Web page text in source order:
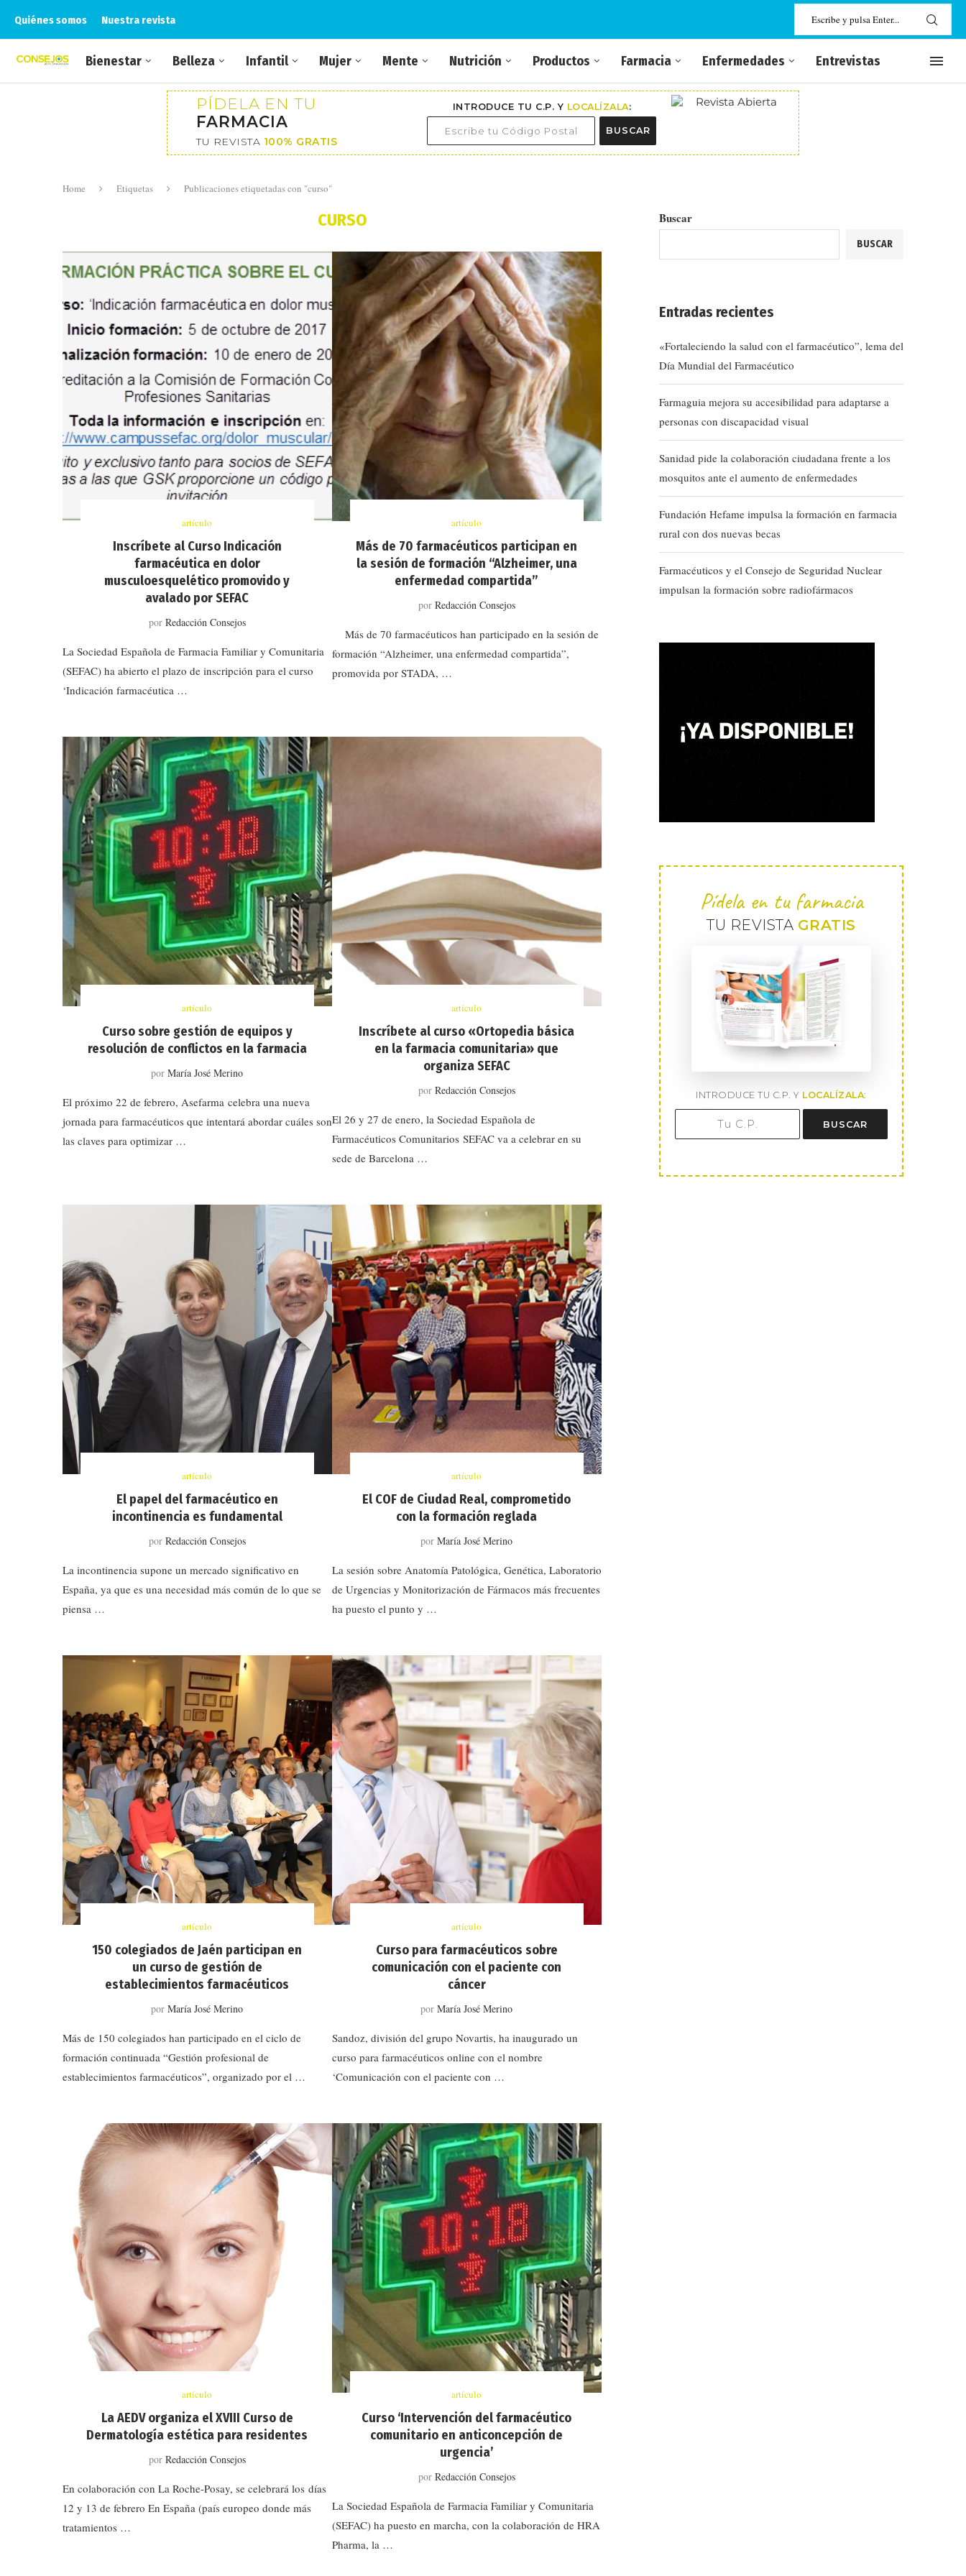
Quiénes somos Nuestra revista
Bienestar Belleza Infantil Mujer Mente Nutrición Productos Farmacia Enfermedades Entrevistas
PÍDELA EN TU
FARMACIA
TU REVISTA 100% GRATIS
INTRODUCE TU C.P. Y LOCALÍZALA:
BUSCAR
Home Etiquetas Publicaciones etiquetadas con "curso"
CURSO
artículo
Inscríbete al Curso Indicación
farmacéutica en dolor
musculoesquelético promovido y
avalado por SEFAC
por Redacción Consejos
La Sociedad Española de Farmacia Familiar y Comunitaria
(SEFAC) ha abierto el plazo de inscripción para el curso
‘Indicación farmacéutica …
artículo
Más de 70 farmacéuticos participan en
la sesión de formación “Alzheimer, una
enfermedad compartida”
por Redacción Consejos
Más de 70 farmacéuticos han participado en la sesión de
formación “Alzheimer, una enfermedad compartida”,
promovida por STADA, …
artículo
Curso sobre gestión de equipos y
resolución de conflictos en la farmacia
porMaría José Merino
El próximo 22 de febrero, Asefarma celebra una nueva
jornada para farmacéuticos que intentará abordar cuáles son
las claves para optimizar …
artículo
Inscríbete al curso «Ortopedia básica
en la farmacia comunitaria» que
organiza SEFAC
por Redacción Consejos
El 26 y 27 de enero, la Sociedad Española de
Farmacéuticos Comunitarios SEFAC va a celebrar en su
sede de Barcelona …
artículo
El papel del farmacéutico en
incontinencia es fundamental
por Redacción Consejos
La incontinencia supone un mercado significativo en
España, ya que es una necesidad más común de lo que se
piensa …
artículo
El COF de Ciudad Real, comprometido
con la formación reglada
porMaría José Merino
La sesión sobre Anatomía Patológica, Genética, Laboratorio
de Urgencias y Monitorización de Fármacos más frecuentes
ha puesto el punto y …
artículo
150 colegiados de Jaén participan en
un curso de gestión de
establecimientos farmacéuticos
porMaría José Merino
Más de 150 colegiados han participado en el ciclo de
formación continuada “Gestión profesional de
establecimientos farmacéuticos”, organizado por el …
artículo
Curso para farmacéuticos sobre
comunicación con el paciente con
cáncer
porMaría José Merino
Sandoz, división del grupo Novartis, ha inaugurado un
curso para farmacéuticos online con el nombre
‘Comunicación con el paciente con …
artículo
La AEDV organiza el XVIII Curso de
Dermatología estética para residentes
por Redacción Consejos
En colaboración con La Roche-Posay, se celebrará los días
12 y 13 de febrero En España (país europeo donde más
tratamientos …
artículo
Curso ‘Intervención del farmacéutico
comunitario en anticoncepción de
urgencia’
por Redacción Consejos
La Sociedad Española de Farmacia Familiar y Comunitaria
(SEFAC) ha puesto en marcha, con la colaboración de HRA
Pharma, la …
Buscar
BUSCAR
Entradas recientes
«Fortaleciendo la salud con el farmacéutico”, lema del
Día Mundial del Farmacéutico
Farmaguia mejora su accesibilidad para adaptarse a
personas con discapacidad visual
Sanidad pide la colaboración ciudadana frente a los
mosquitos ante el aumento de enfermedades
Fundación Hefame impulsa la formación en farmacia
rural con dos nuevas becas
Farmacéuticos y el Consejo de Seguridad Nuclear
impulsan la formación sobre radiofármacos
Pídela en tu farmacia
TU REVISTA GRATIS
INTRODUCE TU C.P. Y LOCALÍZALA:
BUSCAR